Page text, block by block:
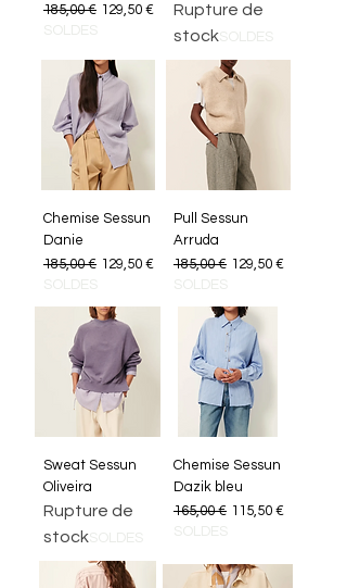
Prix original
185,00 € Prix promotionnel
129,50 €
SOLDES
Rupture de
stockSOLDES
Chemise Sessun
Danie
Prix original
185,00 € Prix promotionnel
129,50 €
SOLDES
Pull Sessun
Arruda
Prix original
185,00 € Prix promotionnel
129,50 €
SOLDES
Sweat Sessun
Oliveira
Rupture de
stockSOLDES
Chemise Sessun
Dazik bleu
Prix original
165,00 € Prix promotionnel
115,50 €
SOLDES